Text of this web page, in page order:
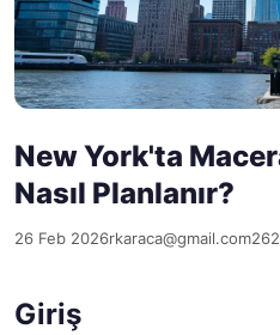
New York'ta
Nasıl Planlanır?
26 Feb 2026rkaraca@gmail.com
Giriş